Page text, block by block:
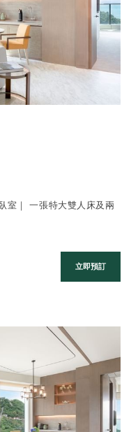
室｜ 一張特大雙人床及兩
立即預訂